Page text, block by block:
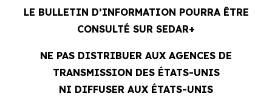
LE BULLETIN D’INFORMATION POURRA ÊTRE
CONSULTÉ SUR SEDAR+
NE PAS DISTRIBUER AUX AGENCES DE
TRANSMISSION DES ÉTATS-UNIS
NI DIFFUSER AUX ÉTATS-UNIS